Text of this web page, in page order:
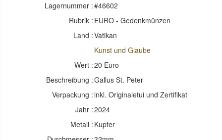
Lagernummer :#46602
Rubrik : EURO - Gedenkmünzen
Land :Vatikan
Kunst und Glaube
Wert :20 Euro
Beschreibung :Gallus St. Peter
Verpackung :inkl. Originaletui und Zertifikat
Jahr :2024
Metall : Kupfer